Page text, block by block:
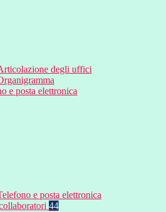
degli uffici
e posta elettronica
e posta elettronica
44